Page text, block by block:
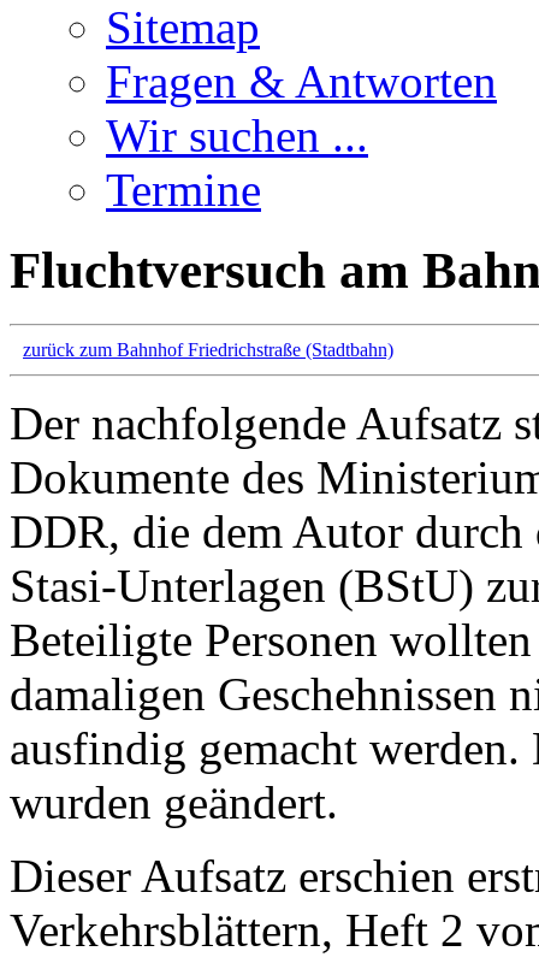
Sitemap
Fragen & Antworten
Wir suchen ...
Termine
Fluchtversuch am
zurück zum Bahnhof Friedrichstraße (Stadtbahn)
Der nachfolgende Aufsatz
Dokumente des
DDR, die dem Autor durch
Stasi-Unterlagen (BStU)
Beteiligte Personen
damaligen Geschehnissen
ausfindig gemacht
wurden geändert.
Dieser Aufsatz erschien
Verkehrsblättern, Heft 2